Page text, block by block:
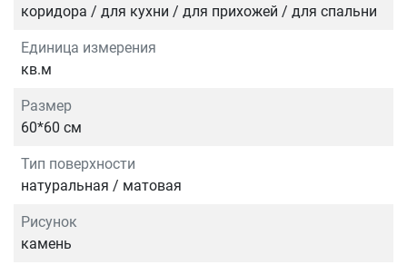
коридора / для кухни / для прихожей / для спальни
Единица измерения
кв.м
Размер
60*60 см
Тип поверхности
натуральная / матовая
Рисунок
камень